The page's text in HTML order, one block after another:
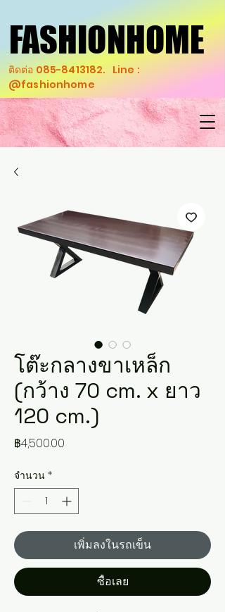
FASHIONHOME
FASHIONHOME
ติดต่อ 085-8413182. Line :
@fashionhome
โต๊ะกลางขาเหล็ก
(กว้าง 70 cm. x ยาว
120 cm.)
฿4,500.00
จำนวน *
เพิ่มลงในรถเข็น
ซื้อเลย